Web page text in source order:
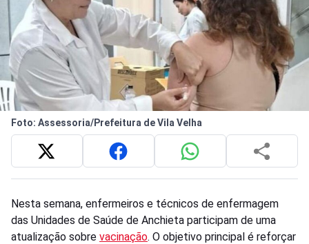
Foto: Assessoria/Prefeitura de Vila Velha
Nesta semana, enfermeiros e técnicos de enfermagem
das Unidades de Saúde de Anchieta participam de uma
atualização sobre vacinação. O objetivo principal é reforçar